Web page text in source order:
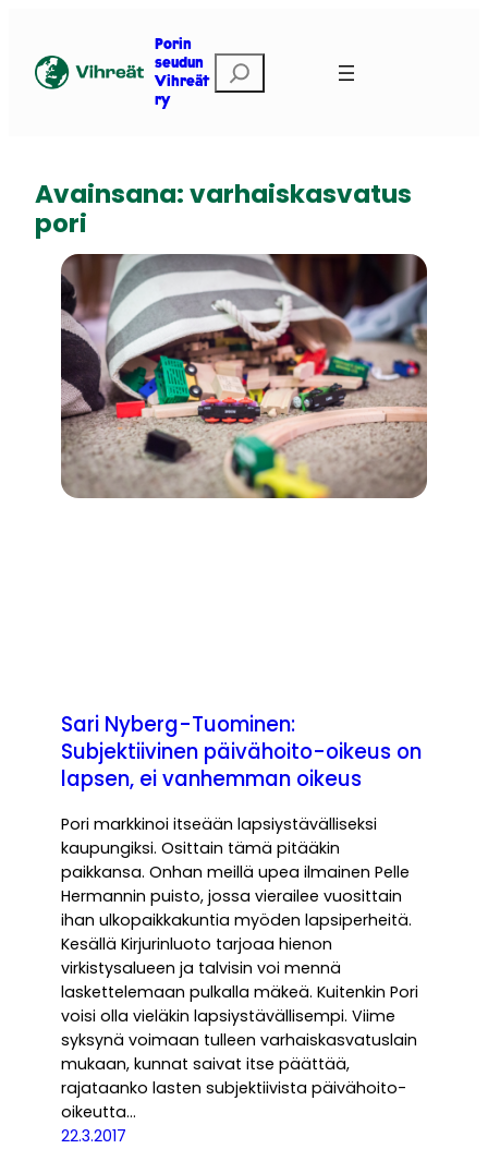
Porin
seudun
Vihreät
ry
t
Avainsana:varhaiskasvatus
pori
Sari Nyberg-Tuominen:
Subjektiivinen päivähoito-oikeus on
lapsen, ei vanhemman oikeus
Pori markkinoi itseään lapsiystävälliseksi
kaupungiksi. Osittain tämä pitääkin
paikkansa. Onhan meillä upea ilmainen Pelle
Hermannin puisto, jossa vierailee vuosittain
ihan ulkopaikkakuntia myöden lapsiperheitä.
Kesällä Kirjurinluoto tarjoaa hienon
virkistysalueen ja talvisin voi mennä
laskettelemaan pulkalla mäkeä. Kuitenkin Pori
voisi olla vieläkin lapsiystävällisempi. Viime
syksynä voimaan tulleen varhaiskasvatuslain
mukaan, kunnat saivat itse päättää,
rajataanko lasten subjektiivista päivähoito-
oikeutta…
22.3.2017